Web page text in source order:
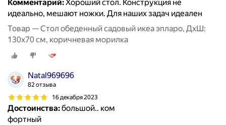
Комментарий:Хороший стол. Конструкция не
идеально, мешают ножки. Для наших задач идеален
Товар — Стол обеденный садовый икеа эпларо, ДхШ:
130х70 см, коричневая морилка
Natal969696
82 отзыва
16 декабря 2023
Достоинства:большой.. ком
фортный